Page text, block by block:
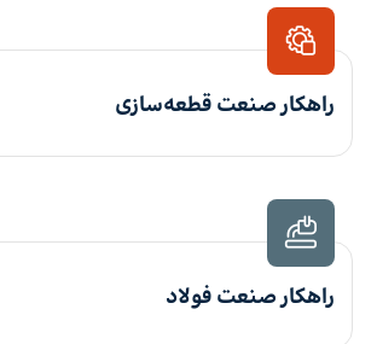
راهکار صنعت قطعه‌سازی
راهکار صنعت فولاد